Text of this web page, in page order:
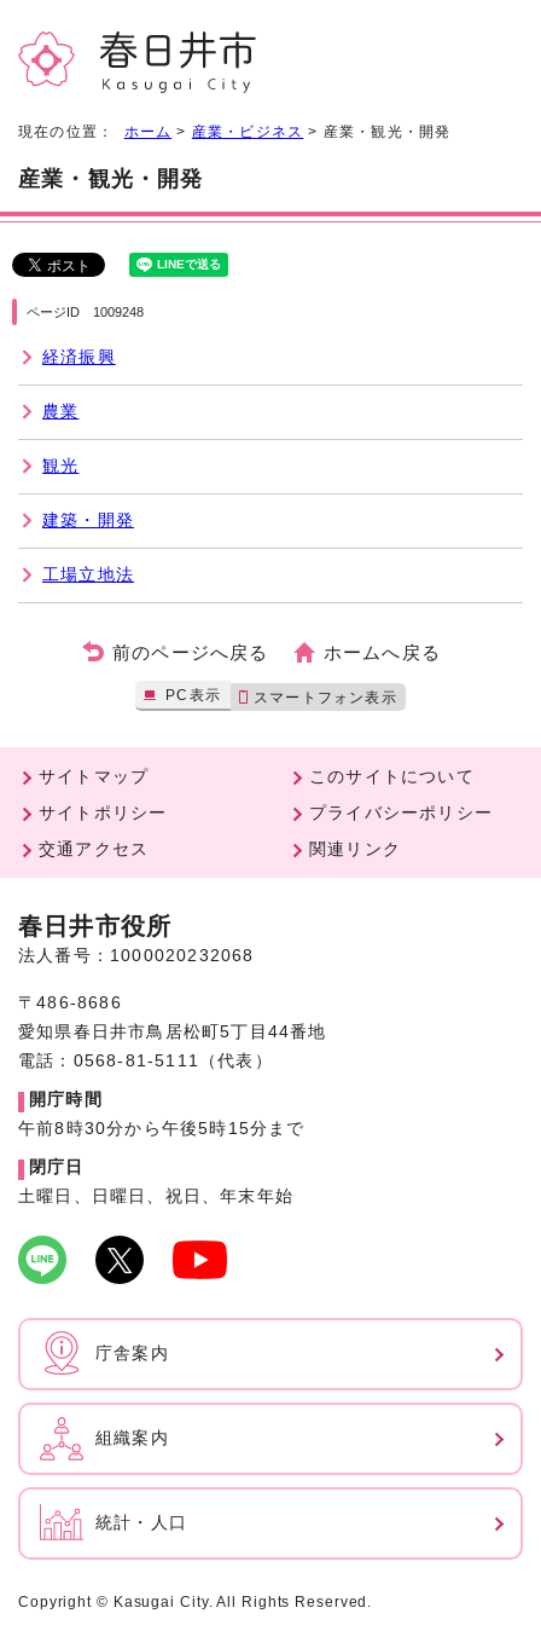
現在の位置： ホーム > 産業・ビジネス > 産業・観光・開発
産業・観光・開発
ページID 1009248
経済振興
農業
観光
建築・開発
工場立地法
前のページへ戻る ホームへ戻る
PC表示 スマートフォン表示
サイトマップ
このサイトについて
サイトポリシー
プライバシーポリシー
交通アクセス
関連リンク
春日井市役所
法人番号：1000020232068
〒486-8686
愛知県春日井市鳥居松町5丁目44番地
電話：0568-81-5111（代表）
開庁時間
午前8時30分から午後5時15分まで
閉庁日
土曜日、日曜日、祝日、年末年始
庁舎案内
組織案内
統計・人口
Copyright © Kasugai City. All Rights Reserved.